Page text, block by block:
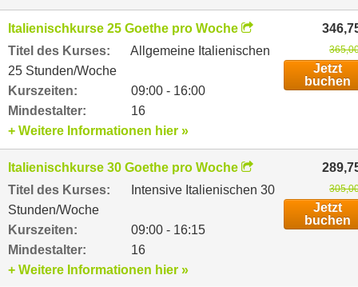
Italienischkurse 25 Goethe pro Woche
Titel des Kurses:
Allgemeine Italienischen
25 Stunden/Woche
Kurszeiten:
09:00 - 16:00
Mindestalter:
16
Jetzt
buchen
+ Weitere Informationen hier »
Italienischkurse 30 Goethe pro Woche
Titel des Kurses:
Intensive Italienischen 30
Stunden/Woche
Kurszeiten:
09:00 - 16:15
Mindestalter:
16
Jetzt
buchen
+ Weitere Informationen hier »